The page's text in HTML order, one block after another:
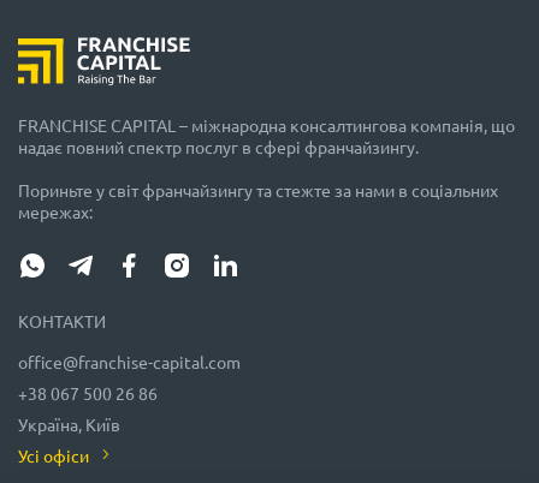
FRANCHISE CAPITAL – міжнародна консалтингова компанія, що
надає повний спектр послуг в сфері франчайзингу.
Пориньте у світ франчайзингу та стежте за нами в соціальних
мережах:
КОНТАКТИ
office@franchise-capital.com
+38 067 500 26 86
Україна, Київ
Усі офіси